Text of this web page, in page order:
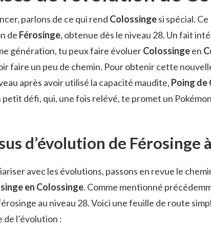
parlons de ce qui rend Colossingesi spécial.
de Férosinge, obtenue dès le niveau 28. Un fait
génération, tu peux faire évoluerColossingeen
faire un peu de chemin. Pour obtenir cette
après avoir utilisé la capacité maudite, Poing de
défi, qui, une fois relévé, te promet un
d’évolution de Férosinge
avec les évolutions, passons en revue le
en Colossinge. Comme mentionné
au niveau 28. Voici une feuille de route
de l’évolution :